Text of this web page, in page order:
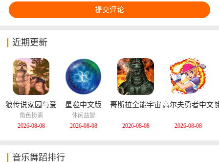
近期更新
狼传说家园与爱
心中文版
角色扮演
2026-08-08
星噬中文版
休闲益智
2026-08-08
哥斯拉全能宇宙
2026-08-08
高尔夫勇者中文
2026-08-08
音乐舞蹈排行